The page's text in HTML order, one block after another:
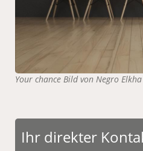
Your chance Bild von Negro
Ihr direkter